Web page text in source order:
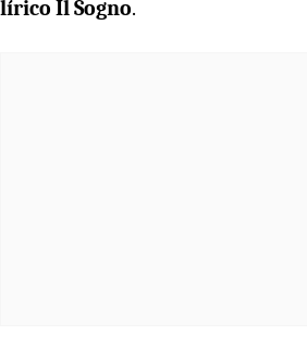
lírico Il Sogno.